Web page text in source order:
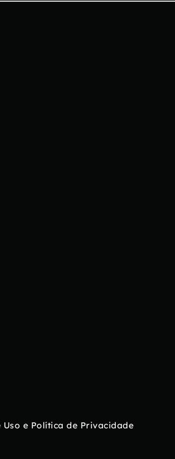
Uso e Política de Privacidade